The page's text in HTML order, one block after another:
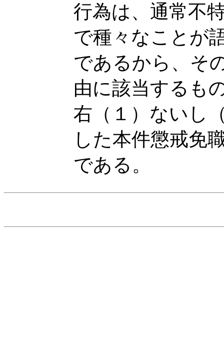
行為は、通常不
で種々なことが
であるから、そ
由に該当するも
右（１）ないし
した本件懲戒免
である。